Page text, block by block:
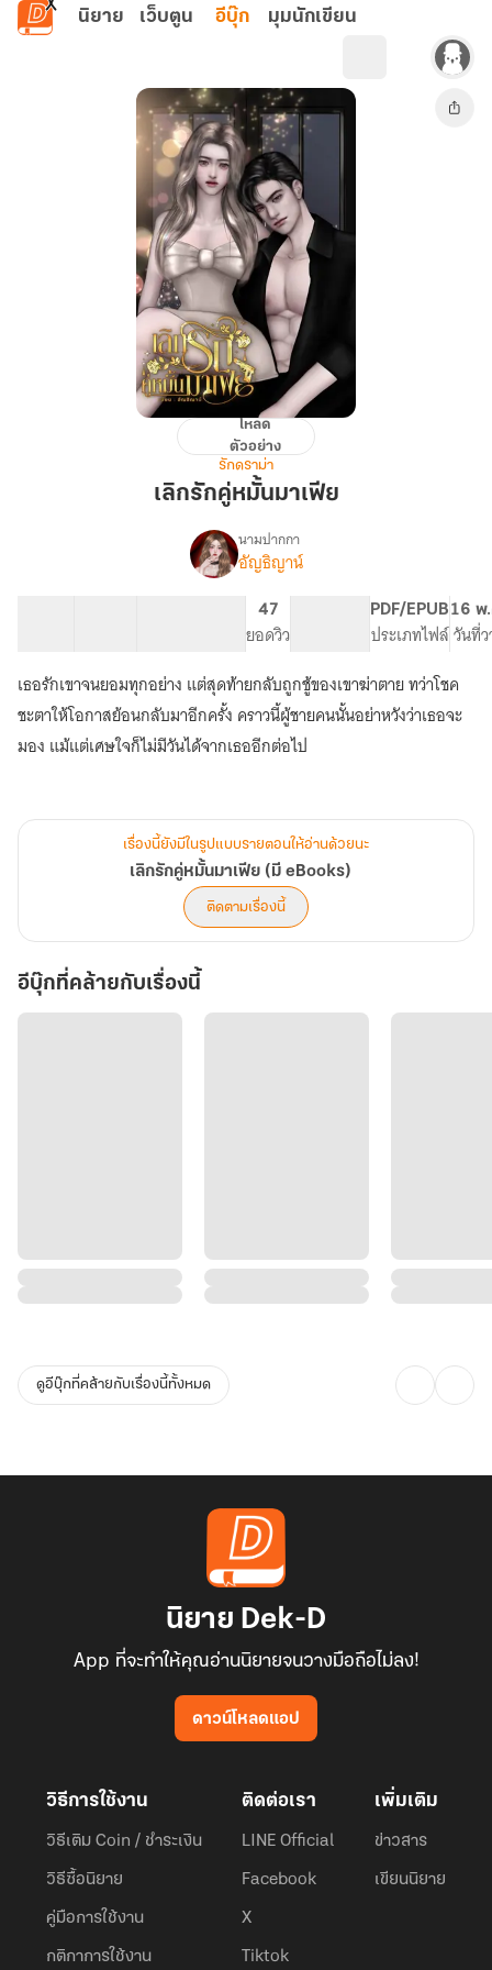
ข้ามไปยังเนื้อหาหลัก
นิยาย เว็บตูน อีบุ๊ก มุมนักเขียน
โหลด
ตัวอย่าง
รักดราม่า
เลิกรักคู่หมั้นมาเฟีย
เรื่อง
เลิก
รัก
คู่
หมั้น
มาเฟีย
(มี
eBooks)
นามปากกา
อัญธิญาน์
47
ยอดวิว
PDF/EPUB
ประเภทไฟล์
16 พ
วันที่
เธอรักเขาจนยอมทุกอย่าง แต่สุดท้ายกลับถูกชู้ของเขาฆ่าตาย ทว่าโชค
ชะตาให้โอกาสย้อนกลับมาอีกครั้ง คราวนี้ผู้ชายคนนั้นอย่าหวังว่าเธอจะ
มอง แม้แต่เศษใจก็ไม่มีวันได้จากเธออีกต่อไป
เรื่องนี้ยังมีในรูปแบบรายตอนให้อ่านด้วยนะ
เลิกรักคู่หมั้นมาเฟีย (มี eBooks)
ติดตามเรื่องนี้
อีบุ๊กที่คล้ายกับเรื่องนี้
ดูอีบุ๊กที่คล้ายกับเรื่องนี้ทั้งหมด
นิยาย Dek-D
App ที่จะทำให้คุณอ่านนิยายจนวางมือถือไม่ลง!
ดาวน์โหลดแอป
วิธีการใช้งาน
วิธีเติม Coin / ชำระเงิน
วิธีซื้อนิยาย
คู่มือการใช้งาน
กติกาการใช้งาน
ติดต่อเรา
LINE Official
Facebook
X
Tiktok
เพิ่มเติม
ข่าวสาร
เขียนนิยาย